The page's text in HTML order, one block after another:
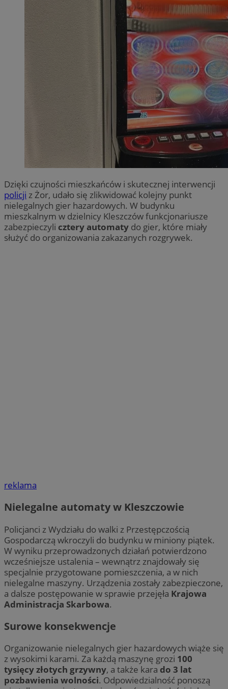
Dzięki czujności mieszkańców i skutecznej interwencji
policji z Żor, udało się zlikwidować kolejny punkt
nielegalnych gier hazardowych. W budynku
mieszkalnym w dzielnicy Kleszczów funkcjonariusze
zabezpieczyli cztery automaty do gier, które miały
służyć do organizowania zakazanych rozgrywek.
reklama
Nielegalne automaty w Kleszczowie
Policjanci z Wydziału do walki z Przestępczością
Gospodarczą wkroczyli do budynku w miniony piątek.
W wyniku przeprowadzonych działań potwierdzono
wcześniejsze ustalenia – wewnątrz znajdowały się
specjalnie przygotowane pomieszczenia, a w nich
nielegalne maszyny. Urządzenia zostały zabezpieczone,
a dalsze postępowanie w sprawie przejęła Krajowa
Administracja Skarbowa.
Surowe konsekwencje
Organizowanie nielegalnych gier hazardowych wiąże się
z wysokimi karami. Za każdą maszynę grozi 100
tysięcy złotych grzywny, a także kara do 3 lat
pozbawienia wolności. Odpowiedzialność ponoszą